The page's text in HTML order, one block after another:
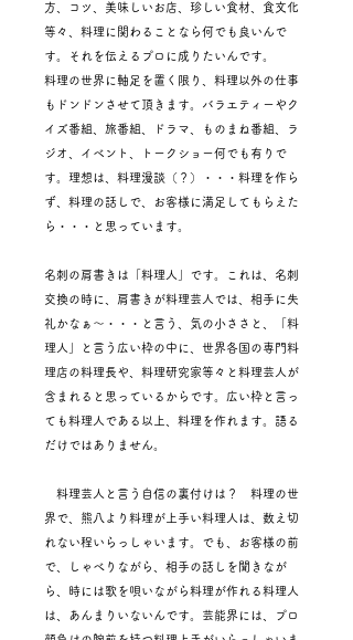
方、コツ、美味しいお店、珍しい食材、食文化
等々、料理に関わることなら何でも良いんで
す。それを伝えるプロに成りたいんです。
料理の世界に軸足を置く限り、料理以外の仕事
もドンドンさせて頂きます。バラエティーやク
イズ番組、旅番組、ドラマ、ものまね番組、ラ
ジオ、イベント、トークショー何でも有りで
す。理想は、料理漫談（？）・・・料理を作ら
ず、料理の話しで、お客様に満足してもらえた
ら・・・と思っています。
名刺の肩書きは「料理人」です。これは、名刺
交換の時に、肩書きが料理芸人では、相手に失
礼かなぁ～・・・と言う、気の小ささと、「料
理人」と言う広い枠の中に、世界各国の専門料
理店の料理長や、料理研究家等々と料理芸人が
含まれると思っているからです。広い枠と言っ
ても料理人である以上、料理を作れます。語る
だけではありません。
料理芸人と言う自信の裏付けは？ 料理の世
界で、熊八より料理が上手い料理人は、数え切
れない程いらっしゃいます。でも、お客様の前
で、しゃべりながら、相手の話しを聞きなが
ら、時には歌を唄いながら料理が作れる料理人
は、あんまりいないんです。芸能界には、プロ